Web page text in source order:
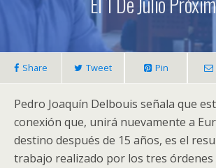
Share Tweet Pin
Pedro Joaquín Delbouis señala que
conexión que, unirá nuevamente a
destino después de 15 años, es el
trabajo realizado por los tres